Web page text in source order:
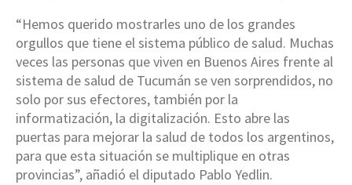
“Hemos querido mostrarles uno de los grandes
orgullos que tiene el sistema público de salud. Muchas
veces las personas que viven en Buenos Aires frente al
sistema de salud de Tucumán se ven sorprendidos, no
solo por sus efectores, también por la
informatización, la digitalización. Esto abre las
puertas para mejorar la salud de todos los argentinos,
para que esta situación se multiplique en otras
provincias”, añadió el diputado Pablo Yedlin.